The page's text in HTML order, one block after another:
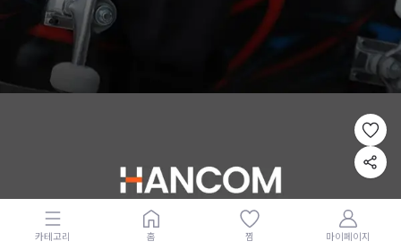
카테고리 홈 찜 마이페이지